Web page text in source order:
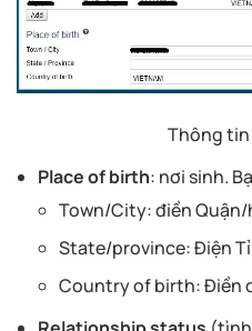
Thông tin
Place of birth: nơi sinh.
Town/City: điền
State/province: Điện
Country of birth: Điền